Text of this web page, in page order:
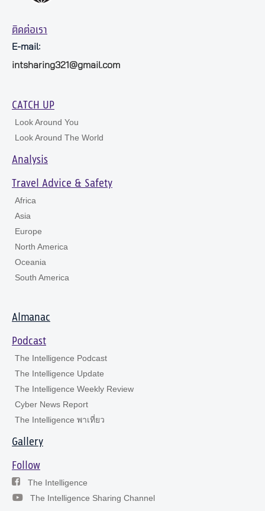
ติดต่อเรา
E-mail:
intsharing321@gmail.com
CATCH UP
Look Around You
Look Around The World
Analysis
Travel Advice & Safety
Africa
Asia
Europe
North America
Oceania
South America
Almanac
Podcast
The Intelligence Podcast
The Intelligence Update
The Intelligence Weekly Review
Cyber News Report
The Intelligence พาเที่ยว
Gallery
Follow
The Intelligence
The Intelligence Sharing Channel